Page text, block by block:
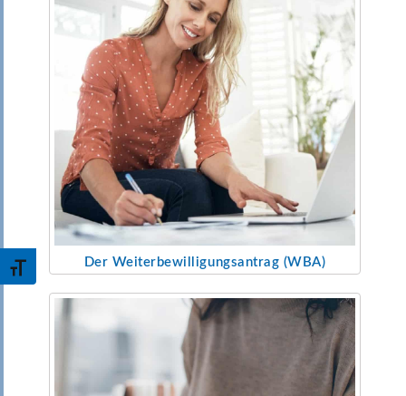
Schrift vergrößernDer Weiterbewilligungsantrag (WBA)